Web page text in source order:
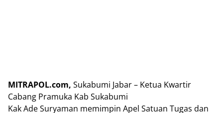
MITRAPOL.com, Sukabumi Jabar – Ketua Kwartir
Cabang Pramuka Kab Sukabumi
Kak Ade Suryaman memimpin Apel Satuan Tugas dan